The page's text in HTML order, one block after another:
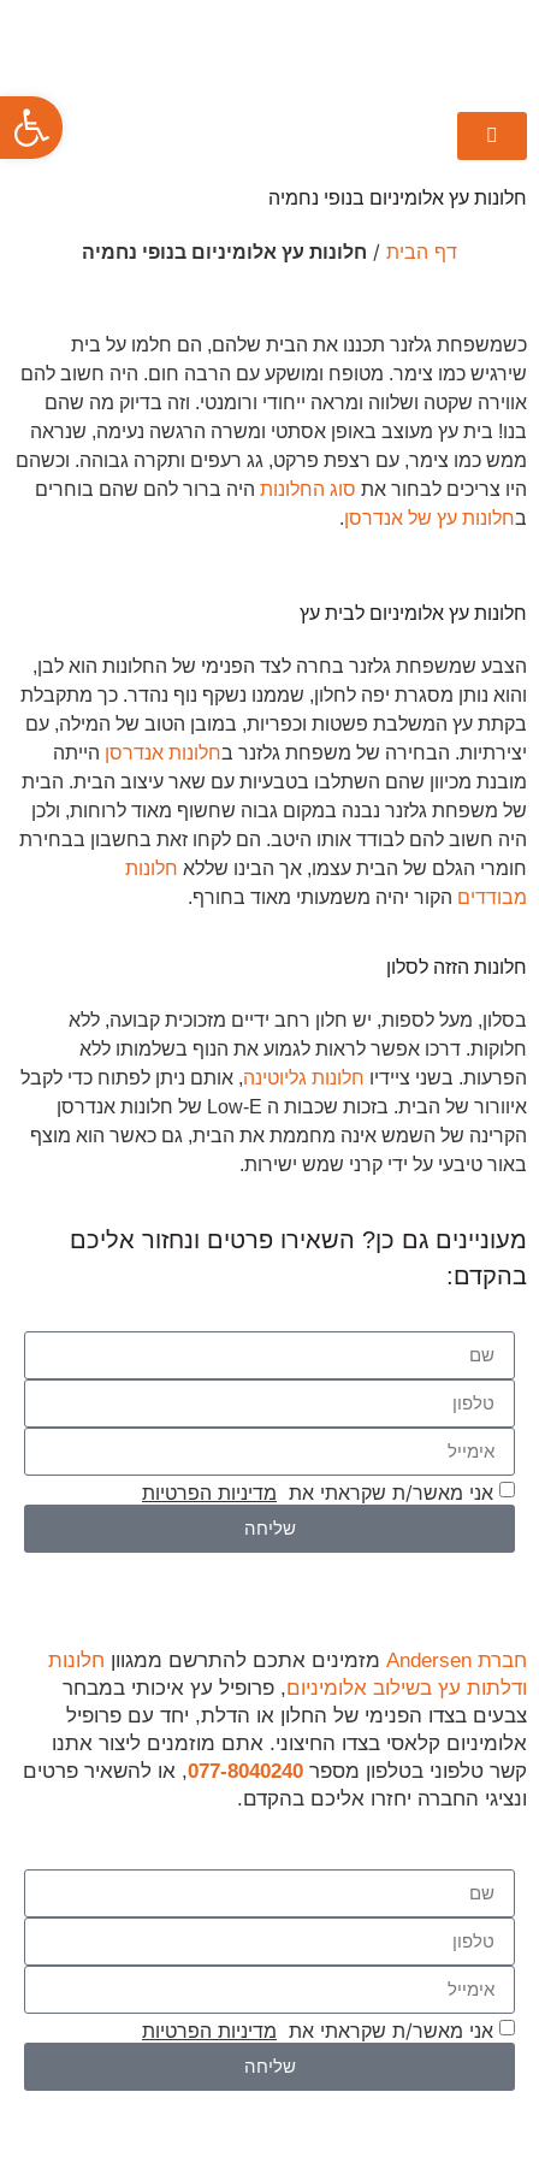
חלונות עץ אלומיניום בנופי נחמיה
דף הבית / חלונות עץ אלומיניום בנופי נחמיה
כשמשפחת גלזנר תכננו את הבית שלהם, הם חלמו על בית
שירגיש כמו צימר. מטופח ומושקע עם הרבה חום. היה חשוב להם
אווירה שקטה ושלווה ומראה ייחודי ורומנטי. וזה בדיוק מה שהם
בנו! בית עץ מעוצב באופן אסתטי ומשרה הרגשה נעימה, שנראה
ממש כמו צימר, עם רצפת פרקט, גג רעפים ותקרה גבוהה. וכשהם
היו צריכים לבחור את סוג החלונות היה ברור להם שהם בוחרים
בחלונות עץ של אנדרסן.
חלונות עץ אלומיניום לבית עץ
הצבע שמשפחת גלזנר בחרה לצד הפנימי של החלונות הוא לבן,
והוא נותן מסגרת יפה לחלון, שממנו נשקף נוף נהדר. כך מתקבלת
בקתת עץ המשלבת פשטות וכפריות, במובן הטוב של המילה, עם
יצירתיות. הבחירה של משפחת גלזנר בחלונות אנדרסן הייתה
מובנת מכיוון שהם השתלבו בטבעיות עם שאר עיצוב הבית. הבית
של משפחת גלזנר נבנה במקום גבוה שחשוף מאוד לרוחות, ולכן
היה חשוב להם לבודד אותו היטב. הם לקחו זאת בחשבון בבחירת
חומרי הגלם של הבית עצמו, אך הבינו שללא חלונות
מבודדים הקור יהיה משמעותי מאוד בחורף.
חלונות הזזה לסלון
בסלון, מעל לספות, יש חלון רחב ידיים מזכוכית קבועה, ללא
חלוקות. דרכו אפשר לראות לגמוע את הנוף בשלמותו ללא
הפרעות. בשני ציידיו חלונות גליוטינה, אותם ניתן לפתוח כדי לקבל
איוורור של הבית. בזכות שכבות ה Low-E של חלונות אנדרסן
הקרינה של השמש אינה מחממת את הבית, גם כאשר הוא מוצף
באור טיבעי על ידי קרני שמש ישירות.
מעוניינים גם כן? השאירו פרטים ונחזור אליכם
בהקדם:
אני מאשר/ת שקראתי את מדיניות הפרטיות
שליחה
חברת Andersen מזמינים אתכם להתרשם ממגוון חלונות
ודלתות עץ בשילוב אלומיניום, פרופיל עץ איכותי במבחר
צבעים בצדו הפנימי של החלון או הדלת, יחד עם פרופיל
אלומיניום קלאסי בצדו החיצוני. אתם מוזמנים ליצור אתנו
קשר טלפוני בטלפון מספר
, או להשאיר פרטים
ונציגי החברה יחזרו אליכם בהקדם.
אני מאשר/ת שקראתי את מדיניות הפרטיות
שליחה
פתח